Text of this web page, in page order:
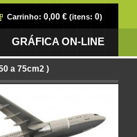
Carrinho: 0,00 € (itens: 0)
GRÁFICA ON-LINE
a 75cm2 )